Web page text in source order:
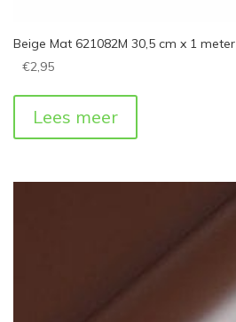
Beige Mat 621082M 30,5 cm x 1 meter
€2,95
Lees meer